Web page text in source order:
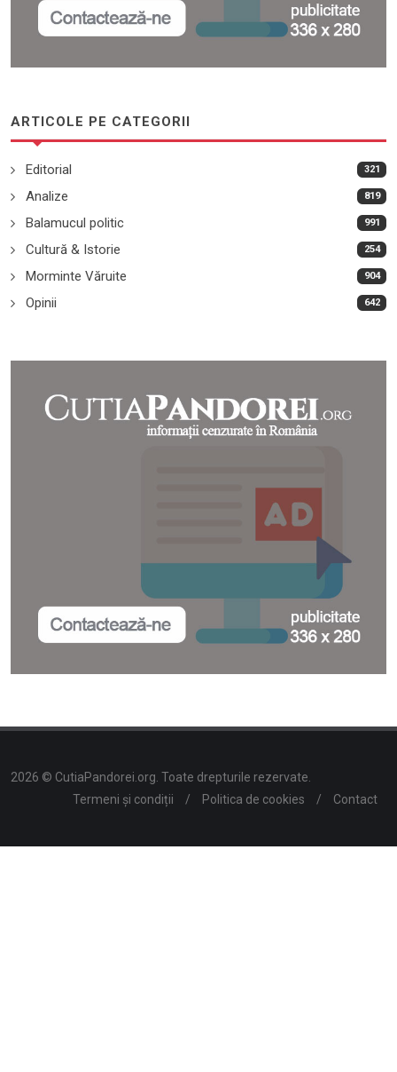
ARTICOLE PE CATEGORII
Editorial 321
Analize 819
Balamucul politic 991
Cultură & Istorie 254
Morminte Văruite 904
Opinii 642
2026 © CutiaPandorei.org. Toate drepturile rezervate.
Termeni și condiții
/ Politica de cookies / Contact